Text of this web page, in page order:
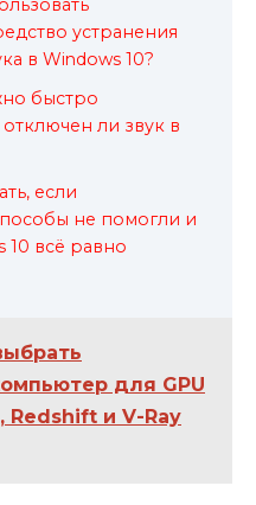
устранения
в Windows 10?
быстро
ли звук в
если
не помогли и
10 всё равно
для GPU
Redshift и V-Ray